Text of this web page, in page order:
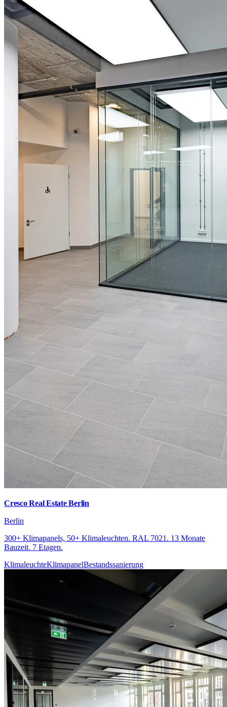
Cresco Real Estate Berlin
Berlin
300+ Klimapanels, 50+ Klimaleuchten. RAL 7021. 13 Monate
Bauzeit. 7 Etagen.
KlimaleuchteKlimapanelBestandssanierung